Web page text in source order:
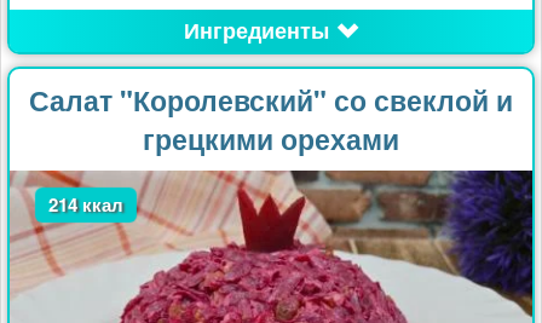
Ингредиенты
Салат "Королевский" со свеклой и
грецкими орехами
214 ккал